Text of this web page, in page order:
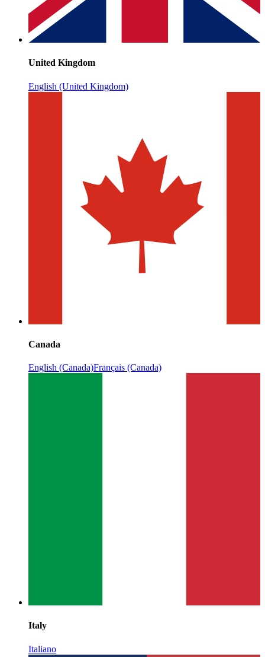
United Kingdom
English (United Kingdom)
Canada
English (Canada)Français (Canada)
Italy
Italiano